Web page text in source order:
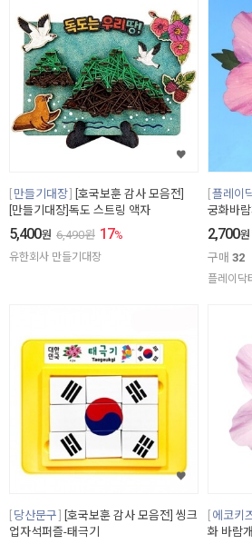
만들기대장
[호국보훈 감사 모음전]
[만들기대장]독도 스트링 액자
5,400원 6,490원 17%
유한회사 만들기대장
플레이
궁화바
2,700원
구매 32
플레이닥
당산문구
[호국보훈 감사 모음전] 씽크
업자석퍼즐-태극기
에코키
화 바람